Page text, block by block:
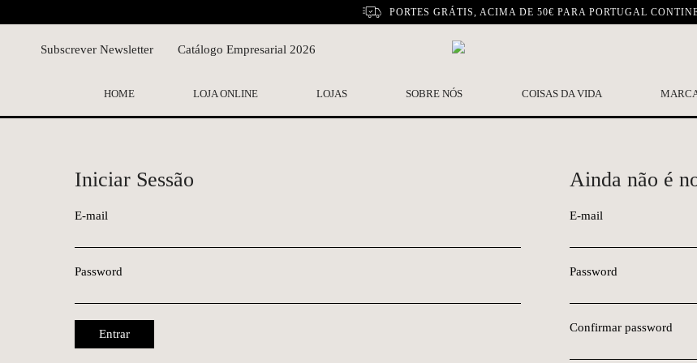
PORTES GRÁTIS, ACIMA DE 50€ PARA PORTUGAL
Subscrever Newsletter Catálogo Empresarial 2026
HOME LOJA ONLINE LOJAS SOBRE NÓS COISAS DA VIDA
Iniciar Sessão
E-mail
Password
Entrar
Ainda não é
E-mail
Password
Confirmar password